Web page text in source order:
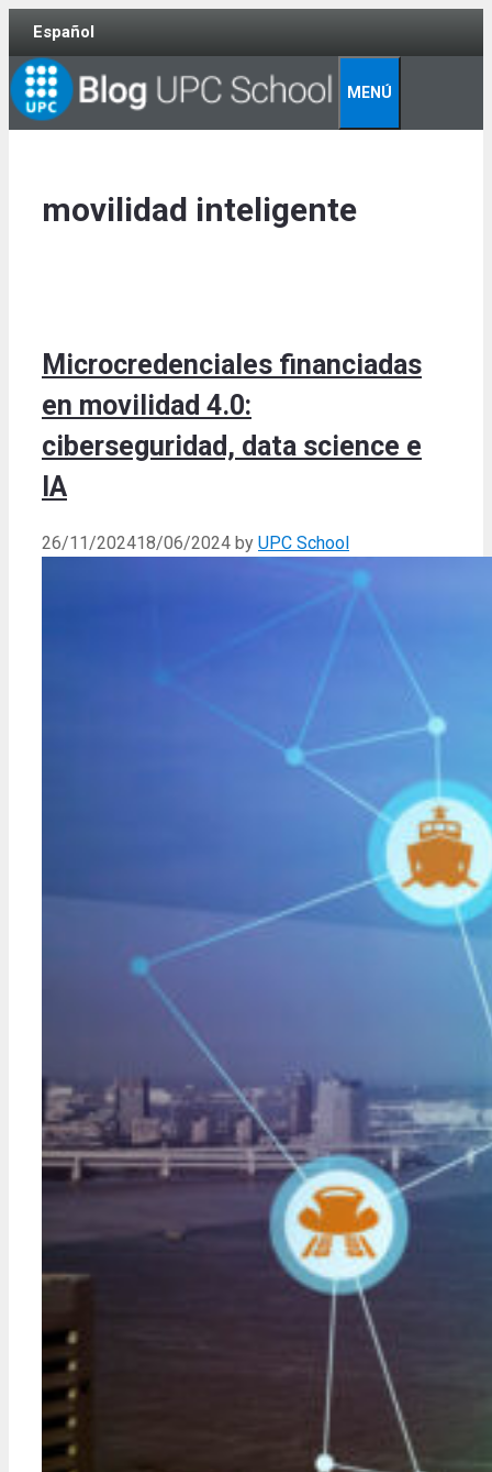
Skip
content
Español
MENÚ
movilidad inteligente
Microcredenciales financiadas
en movilidad 4.0:
ciberseguridad, data science e
IA
26/11/202418/06/2024 by UPC School